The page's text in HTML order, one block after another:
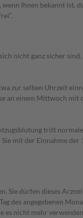
Ihnen bekannt ist,
nicht ganz sicher sind.
zur selben Uhrzeit
an einem Mittwoch mit
tritt
mit der Einnahme
Sie dürfen dieses
des angegebenen
nicht mehr